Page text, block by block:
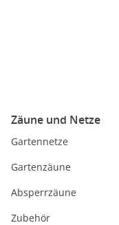
Zäune und Netze
Gartennetze
Gartenzäune
Absperrzäune
Zubehör